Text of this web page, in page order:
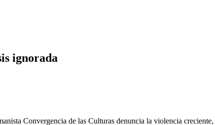
ignorada
Convergencia de las Culturas denuncia la violencia